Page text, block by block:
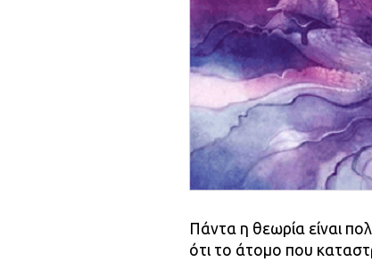
Πάντα η θεωρία είναι
ότι το άτομο που